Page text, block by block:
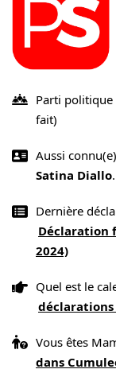
Parti politique
fait)
Aussi
Satina Diallo.
Dernière
Déclaration
2024)
Quel est le
déclarations
Vous êtes
dans